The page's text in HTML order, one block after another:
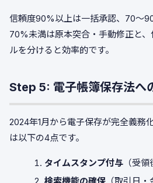
信頼度90%以上は一括承認、70〜
70%未満は原本突合・手動修正と
ルを分けると効率的です。
Step 5: 電子帳簿保存法へ
2024年1月から電子保存が完全義務
は以下の4点です。
タイムスタンプ付与 （受